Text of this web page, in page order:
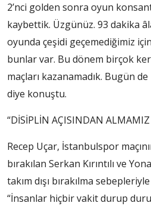
2’nci golden sonra oyun
kaybettik. Üzgünüz. 93 dakika
oyunda çeşidi geçemediğimiz
bunlar var. Bu dönem birçok
maçları kazanamadık. Bugün
diye konuştu.
“DİSİPLİN AÇISINDAN ALMAMIZ
Recep Uçar, İstanbulspor
bırakılan Serkan Kırıntılı ve
takım dışı bırakılma
“İnsanlar hiçbir vakit durup